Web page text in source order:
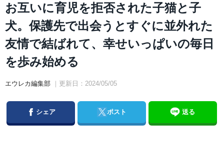
お互いに育児を拒否された子猫と子
犬。保護先で出会うとすぐに並外れた
友情で結ばれて、幸せいっぱいの毎日
を歩み始める
エウレカ編集部 ｜更新日：2024/05/05
Facebook
シェア Twitterポスト 送る